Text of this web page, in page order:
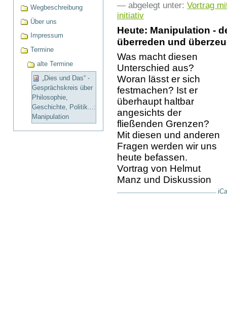
Wegbeschreibung
Über uns
Impressum
Termine
alte Termine
„Dies und Das“ -
Gesprächskreis über
Philosophie,
Geschichte, Politik...:
Manipulation
— abgelegt unter: Vortrag
initiativ
Heute: Manipulation -
überreden und
Was macht diesen
Unterschied aus?
Woran lässt er sich
festmachen? Ist er
überhaupt haltbar
angesichts der
fließenden Grenzen?
Mit diesen und anderen
Fragen werden wir uns
heute befassen.
Vortrag von Helmut
Manz und Diskussion